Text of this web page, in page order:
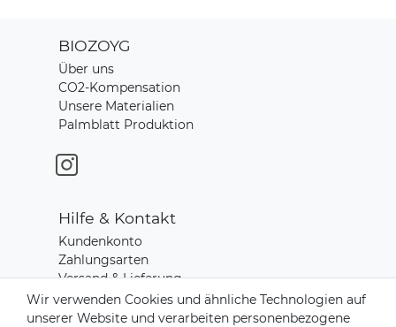
BIOZOYG
Über uns
CO2-Kompensation
Unsere Materialien
Palmblatt Produktion
Hilfe & Kontakt
Kundenkonto
Zahlungsarten
Versand & Lieferung
Rücksendungen
Kontakt zu uns
Wir verwenden Cookies und ähnliche Technologien auf
unserer Website und verarbeiten personenbezogene